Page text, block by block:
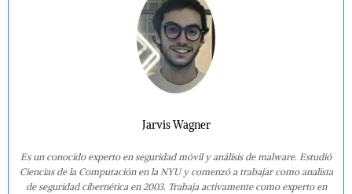
Jarvis Wagner
Es un conocido experto en seguridad móvil y análisis de malware. Estudió
Ciencias de la Computación en la NYU y comenzó a trabajar como analista
de seguridad cibernética en 2003. Trabaja activamente como experto en